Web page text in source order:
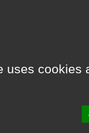
uses cookies